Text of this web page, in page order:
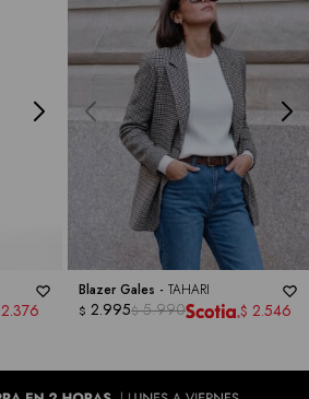
2.376
Blazer Gales - TAHARI
$ 2.995$ 5.990 $ 2.546